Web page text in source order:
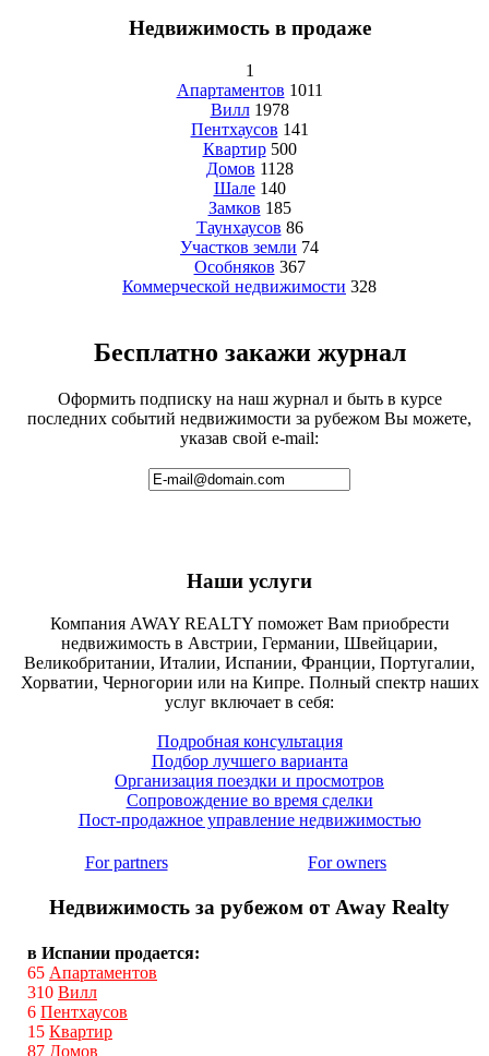
Недвижимость в продаже
1
Апартаментов 1011
Вилл 1978
Пентхаусов 141
Квартир 500
Домов 1128
Шале 140
Замков 185
Таунхаусов 86
Участков земли 74
Особняков 367
Коммерческой недвижимости 328
Бесплатно закажи журнал
Оформить подписку на наш журнал и быть в курсе
последних событий недвижимости за рубежом Вы можете,
указав свой e-mail:
Наши услуги
Компания AWAY REALTY поможет Вам приобрести
недвижимость в Австрии, Германии, Швейцарии,
Великобритании, Италии, Испании, Франции, Португалии,
Хорватии, Черногории или на Кипре. Полный спектр наших
услуг включает в себя:
Подробная консультация
Подбор лучшего варианта
Организация поездки и просмотров
Сопровождение во время сделки
Пост-продажное управление недвижимостью
For partners For owners
Недвижимость за рубежом от Away Realty
в Испании продается:
65 Апартаментов
310 Вилл
6 Пентхаусов
15 Квартир
87 Домов